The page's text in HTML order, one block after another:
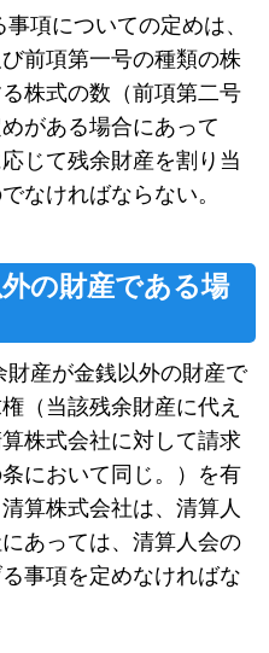
項についての定めは、
前項第一号の種類の株
株式の数（前項第二号
がある場合にあって
じて残余財産を割り当
なければならない。
の財産である場
産が金銭以外の財産で
（当該残余財産に代え
株式会社に対して請求
において同じ。）を有
算株式会社は、清算人
あっては、清算人会の
事項を定めなければな